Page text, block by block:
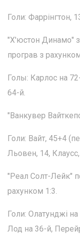
Голи: Фаррінгтон,
"Х'юстон Динамо"
програв з
Голы: Карлос на
64-й.
"Ванкувер
Голи: Вайт, 45+4
Льовен, 14,
"Реал Солт-Лейк"
рахунком 1:3.
Голи: Олатунджі
Лод на 36-й,